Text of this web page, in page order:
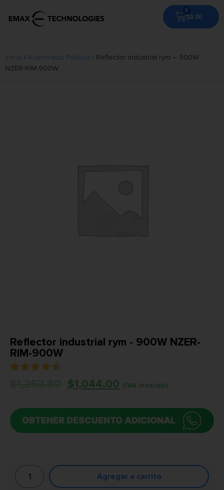
$0.00
Inicio / Alumbrado Público / Reflector industrial rym – 900W
NZER-RIM-900W
Reflector industrial rym - 900W NZER-
RIM-900W
    
$1,044.00 (IVA Incluido)
OBTENER DESCUENTO ADICIONAL
Agregar a carrito